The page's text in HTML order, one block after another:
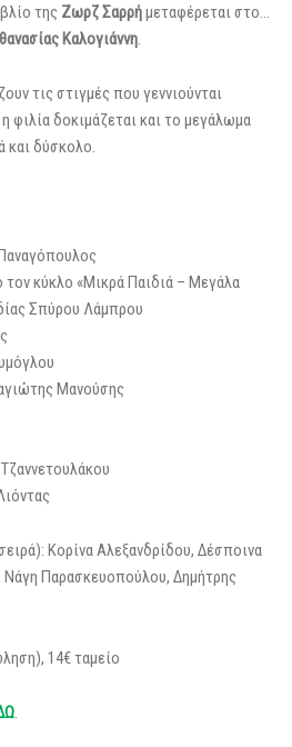
της Ζωρζ Σαρρήμεταφέρεται στο…
Καλογιάννη.
τις στιγμές που γεννιούνται
δοκιμάζεται και το μεγάλωμα
και δύσκολο.
τον κύκλο «Μικρά Παιδιά – Μεγάλα
Σπύρου Λάμπρου
Μανούσης
Τζαννετουλάκου
Κορίνα Αλεξανδρίδου, Δέσποινα
Παρασκευοπούλου, Δημήτρης
14€ ταμείο
.